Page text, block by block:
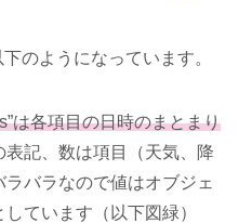
のようになっています。
は各項目の日時のまとまり
表記、数は項目（天気、降
バラなので値はオブジェ
ています（以下図緑）